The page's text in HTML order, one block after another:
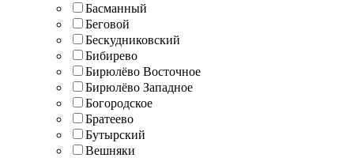
Басманный
Беговой
Бескудниковский
Бибирево
Бирюлёво Восточное
Бирюлёво Западное
Богородское
Братеево
Бутырский
Вешняки